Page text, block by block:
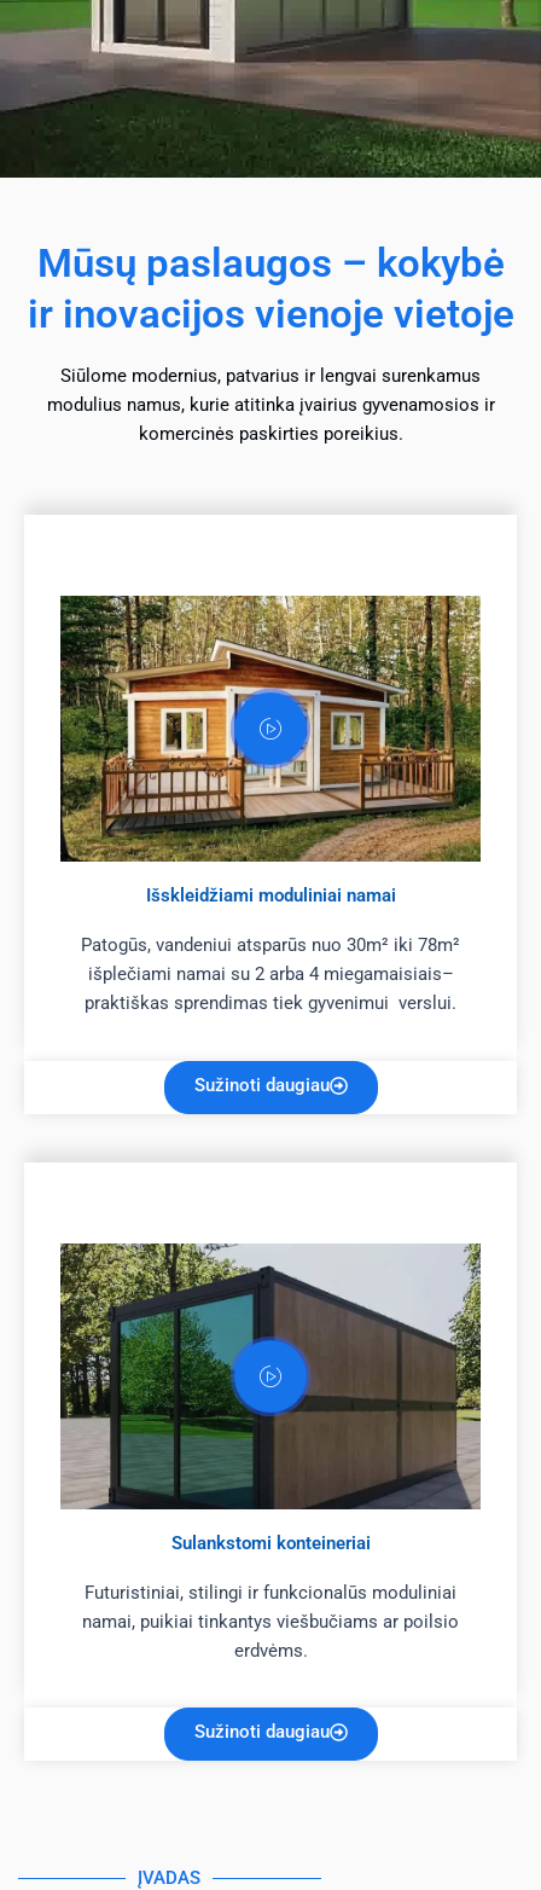
Mūsų paslaugos – kokybė
ir inovacijos vienoje vietoje
Siūlome modernius, patvarius ir lengvai surenkamus
modulius namus, kurie atitinka įvairius gyvenamosios ir
komercinės paskirties poreikius.
Išskleidžiami moduliniai namai
Patogūs, vandeniui atsparūs nuo 30m² iki 78m²
išplečiami namai su 2 arba 4 miegamaisiais–
praktiškas sprendimas tiek gyvenimui verslui.
Sužinoti daugiau
Sulankstomi konteineriai
Futuristiniai, stilingi ir funkcionalūs moduliniai
namai, puikiai tinkantys viešbučiams ar poilsio
erdvėms.
Sužinoti daugiau
ĮVADAS